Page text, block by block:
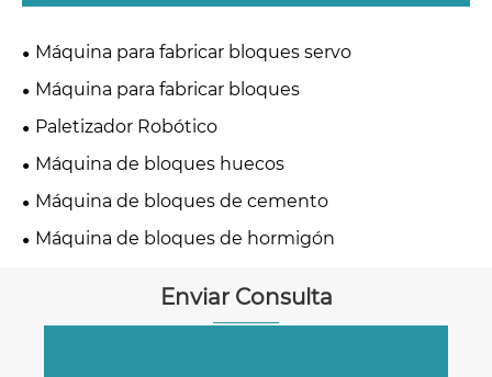
Máquina para fabricar bloques servo
Máquina para fabricar bloques
Paletizador Robótico
Máquina de bloques huecos
Máquina de bloques de cemento
Máquina de bloques de hormigón
Enviar Consulta